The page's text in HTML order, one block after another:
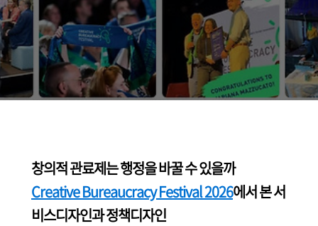
창의적 관료제는 행정을 바꿀 수 있을까
Creative Bureaucracy Festival 2026에서 본 서
비스디자인과 정책디자인